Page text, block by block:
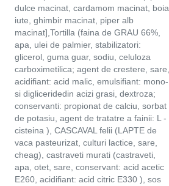
dulce macinat, cardamom macinat, boia
iute, ghimbir macinat, piper alb
macinat],Tortilla (faina de GRAU 66%,
apa, ulei de palmier, stabilizatori:
glicerol, guma guar, sodiu, celuloza
carboximetilica; agent de crestere, sare,
acidifiant: acid malic, emulsifiant: mono-
si digliceridedin acizi grasi, dextroza;
conservanti: propionat de calciu, sorbat
de potasiu, agent de tratatre a fainii: L -
cisteina ), CASCAVAL felii (LAPTE de
vaca pasteurizat, culturi lactice, sare,
cheag), castraveti murati (castraveti,
apa, otet, sare, conservant: acid acetic
E260, acidifiant: acid citric E330 ), sos